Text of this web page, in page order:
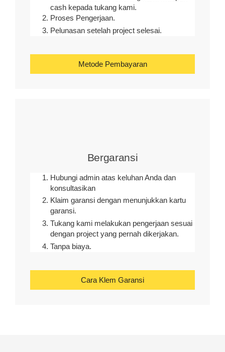
cash kepada tukang kami.
Proses Pengerjaan.
Pelunasan setelah project selesai.
Metode Pembayaran
Bergaransi
Hubungi admin atas keluhan Anda dan
konsultasikan
Klaim garansi dengan menunjukkan kartu
garansi.
Tukang kami melakukan pengerjaan sesuai
dengan project yang pernah dikerjakan.
Tanpa biaya.
Cara Klem Garansi